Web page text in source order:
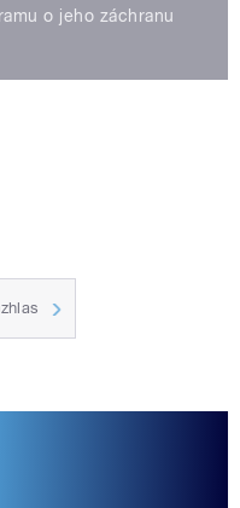
o jeho záchranu